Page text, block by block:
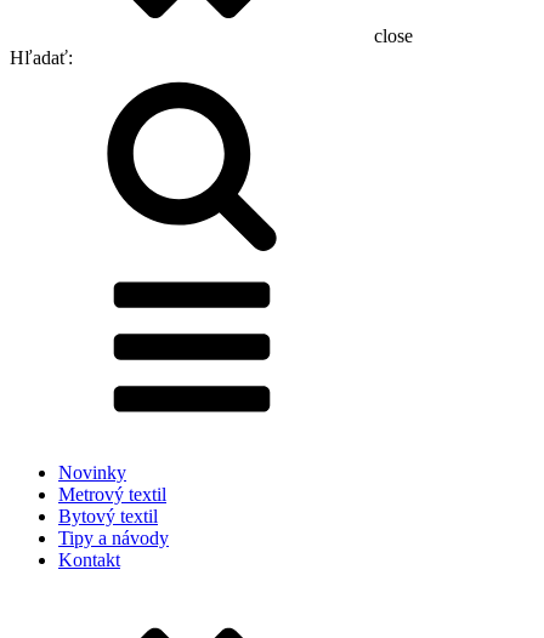
close
Hľadať:
Novinky
Metrový textil
Bytový textil
Tipy a návody
Kontakt